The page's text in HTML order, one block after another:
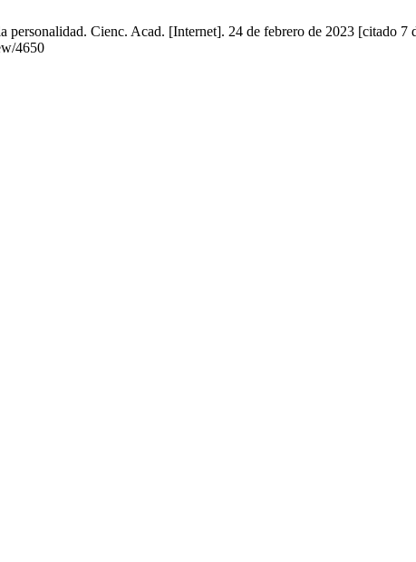
personalidad. Cienc. Acad. [Internet]. 24 de febrero de 2023 [citado
4650